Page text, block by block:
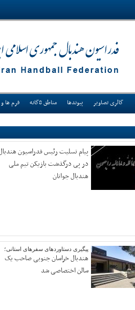
گالری تصاویر پیوندها مناطق 8گانه فرم ها و
پیام تسلیت رئیس فدراسیون
در پی درگذشت بازیکن تیم ملی
هندبال جوانان
پیگیری دستاوردهای سفرهای استانی؛
هندبال خراسان جنوبی صاحب یک
سالن اختصاصی شد